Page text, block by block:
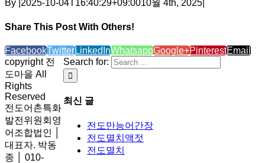
By 2025-10-04T16:40:29+09:0010월 4th, 2025
Share This Post With Others!
FacebookTwitterLinkedInWhatsappGoogle+PinterestEmail
Search for:
최신 글
전도만능어간장
전도멸치액젓
전도멸치
copyright 전
도마을 All
Rights
Reserved
전도어촌특화
발전위원회영
어조합법인 │
대표자. 박동
종 │ 010-